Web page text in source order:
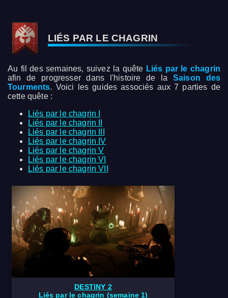
LIÉS PAR LE CHAGRIN
Au fil des semaines, suivez la quête Liés par le chagrin
afin de progresser dans l'histoire de la Saison des
Tourments. Voici les guides associés aux 7 parties de
cette quête :
Liés par le chagrin I
Liés par le chagrin II
Liés par le chagrin III
Liés par le chagrin IV
Liés par le chagrin V
Liés par le chagrin VI
Liés par le chagrin VII
DESTINY 2
Liés par le chagrin (semaine 1)